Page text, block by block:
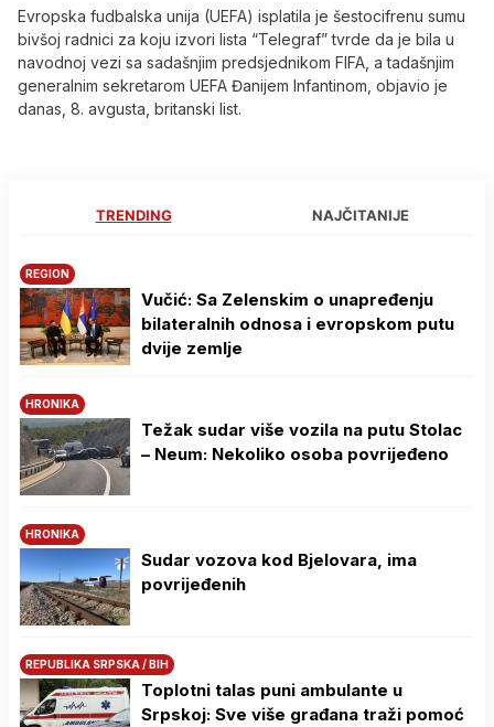
Evropska fudbalska unija (UEFA) isplatila je šestocifrenu sumu
bivšoj radnici za koju izvori lista “Telegraf” tvrde da je bila u
navodnoj vezi sa sadašnjim predsjednikom FIFA, a tadašnjim
generalnim sekretarom UEFA Đanijem Infantinom, objavio je
danas, 8. avgusta, britanski list.
TRENDING NAJČITANIJE
REGION
Vučić: Sa Zelenskim o unapređenju
bilateralnih odnosa i evropskom putu
dvije zemlje
HRONIKA
Težak sudar više vozila na putu Stolac
– Neum: Nekoliko osoba povrijeđeno
HRONIKA
Sudar vozova kod Bjelovara, ima
povrijeđenih
REPUBLIKA SRPSKA / BIH
Toplotni talas puni ambulante u
Srpskoj: Sve više građana traži pomoć